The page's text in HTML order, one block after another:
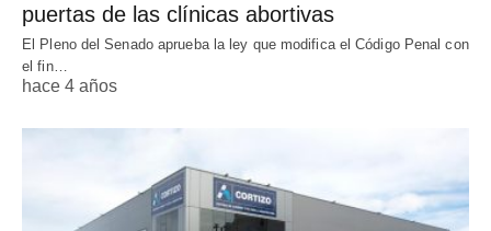
puertas de las clínicas abortivas
El Pleno del Senado aprueba la ley que modifica el Código Penal con
el fin…
hace 4 años